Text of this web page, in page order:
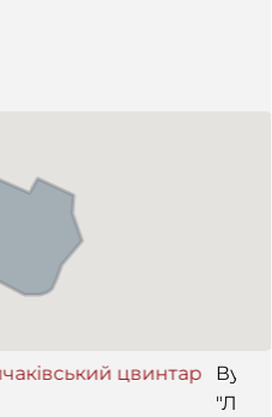
цвинтар
Вул.